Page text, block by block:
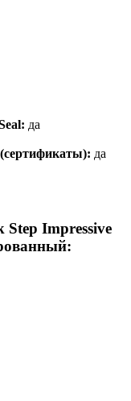
да
да
Impressive